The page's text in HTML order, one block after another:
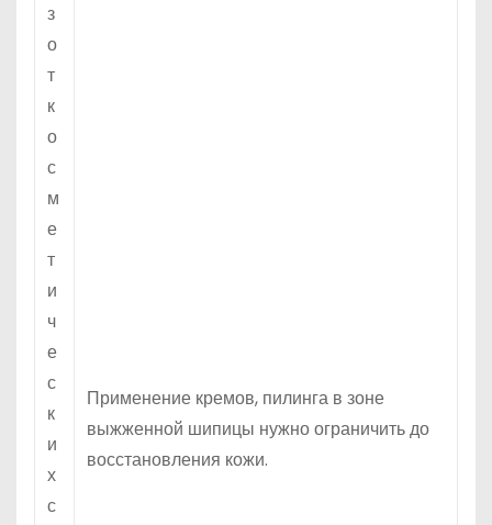
з
о
т
к
о
с
м
е
т
и
ч
е
с
к
и
х
с
Применение кремов, пилинга в зоне
выжженной шипицы нужно ограничить до
восстановления кожи.